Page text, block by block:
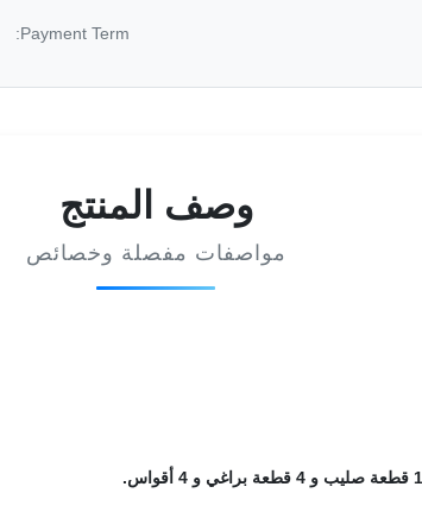
Payment Term:
وصف المنتج
مواصفات مفصلة وخصائص